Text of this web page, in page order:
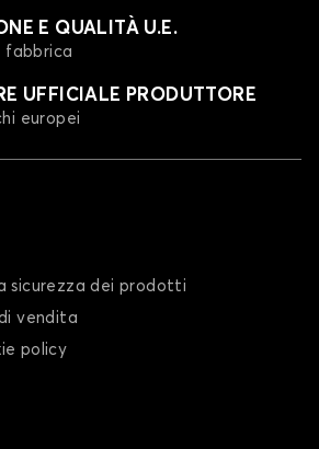
E QUALITÀ U.E.
fabbrica
UFFICIALE PRODUTTORE
europei
sicurezza dei prodotti
vendita
policy